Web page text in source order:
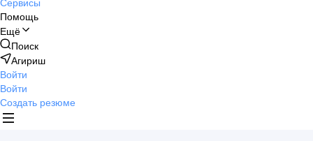
Сервисы
Помощь
Ещё
Поиск
Агириш
Войти
Войти
Создать резюме